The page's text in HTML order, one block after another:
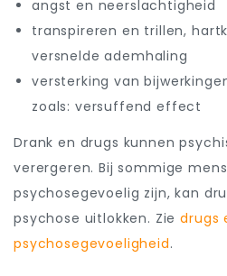
angst en neerslachtigheid
transpireren en trillen,
versnelde ademhaling
versterking van
zoals: versuffend effect
Drank en drugs kunnen
verergeren. Bij sommige
psychosegevoelig zijn, kan
psychose uitlokken. Ziedrugs
psychosegevoeligheid.